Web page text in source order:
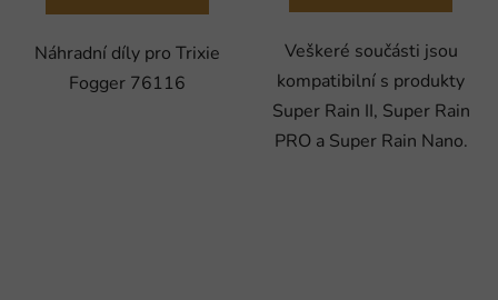
Náhradní díly pro Trixie
Fogger 76116
Veškeré součásti jsou
kompatibilní s produkty
Super Rain II, Super Rain
PRO a Super Rain Nano.